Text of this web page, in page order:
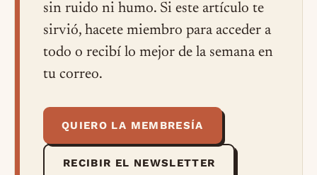
sin ruido ni humo. Si este artículo te
sirvió, hacete miembro para acceder a
todo o recibí lo mejor de la semana en
tu correo.
QUIERO LA MEMBRESÍA
RECIBIR EL NEWSLETTER